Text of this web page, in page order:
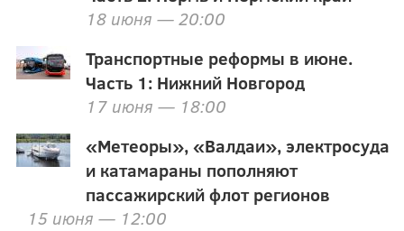
18 июня — 20:00
Транспортные реформы в июне.
Часть 1: Нижний Новгород
17 июня — 18:00
«Метеоры», «Валдаи», электросуда
и катамараны пополняют
пассажирский флот регионов
15 июня — 12:00